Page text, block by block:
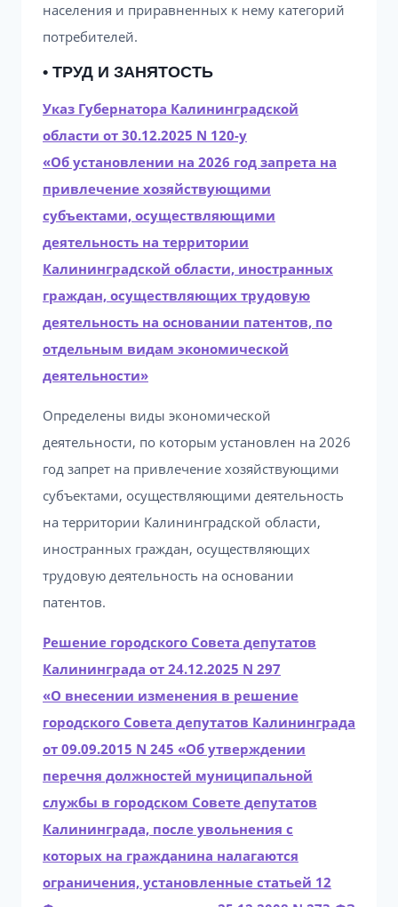
населения и приравненных к нему категорий
потребителей.
• ТРУД И ЗАНЯТОСТЬ
Указ Губернатора Калининградской
области от 30.12.2025 N 120-у
«Об установлении на 2026 год запрета на
привлечение хозяйствующими
субъектами, осуществляющими
деятельность на территории
Калининградской области, иностранных
граждан, осуществляющих трудовую
деятельность на основании патентов, по
отдельным видам экономической
деятельности»
Определены виды экономической
деятельности, по которым установлен на 2026
год запрет на привлечение хозяйствующими
субъектами, осуществляющими деятельность
на территории Калининградской области,
иностранных граждан, осуществляющих
трудовую деятельность на основании
патентов.
Решение городского Совета депутатов
Калининграда от 24.12.2025 N 297
«О внесении изменения в решение
городского Совета депутатов Калининграда
от 09.09.2015 N 245 «Об утверждении
перечня должностей муниципальной
службы в городском Совете депутатов
Калининграда, после увольнения с
которых на гражданина налагаются
ограничения, установленные статьей 12